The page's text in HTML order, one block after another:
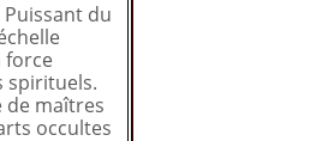
du
spirituels.
de maîtres
occultes